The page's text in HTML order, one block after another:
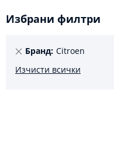
Избрани филтри
Премахнете
елемент
Бранд Citroen
Изчисти всички